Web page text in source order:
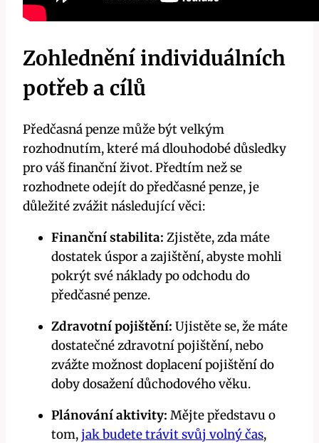
Zohlednění individuálních
potřeb a cílů
Předčasná penze může být velkým
rozhodnutím, které má dlouhodobé důsledky
pro váš finanční život. Předtím než se
rozhodnete odejít do předčasné penze, je
důležité zvážit následující věci:
Finanční stabilita: Zjistěte, zda máte
dostatek úspor a zajištění, abyste mohli
pokrýt své náklady po odchodu do
předčasné penze.
Zdravotní pojištění: Ujistěte se, že máte
dostatečné zdravotní pojištění, nebo
zvážte možnost doplacení pojištění do
doby dosažení důchodového věku.
Plánování aktivity: Mějte představu o
tom,jak budete trávit svůj volný čas,